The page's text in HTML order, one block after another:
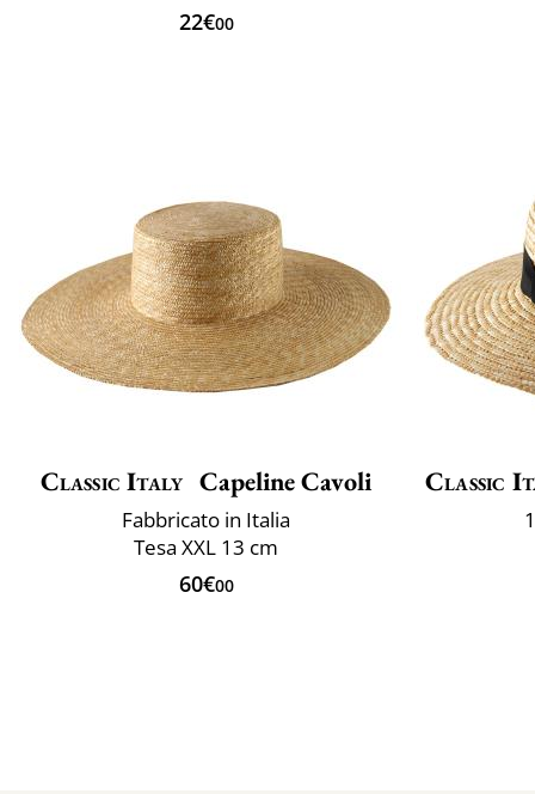
22€00
Classic Italy Capeline Cavoli
Fabbricato in Italia
Tesa XXL 13 cm
60€00
Classic